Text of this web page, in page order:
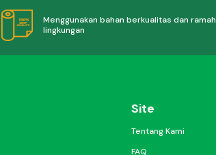
Menggunakan bahan berkualitas dan ramah
lingkungan
Site
Tentang Kami
FAQ